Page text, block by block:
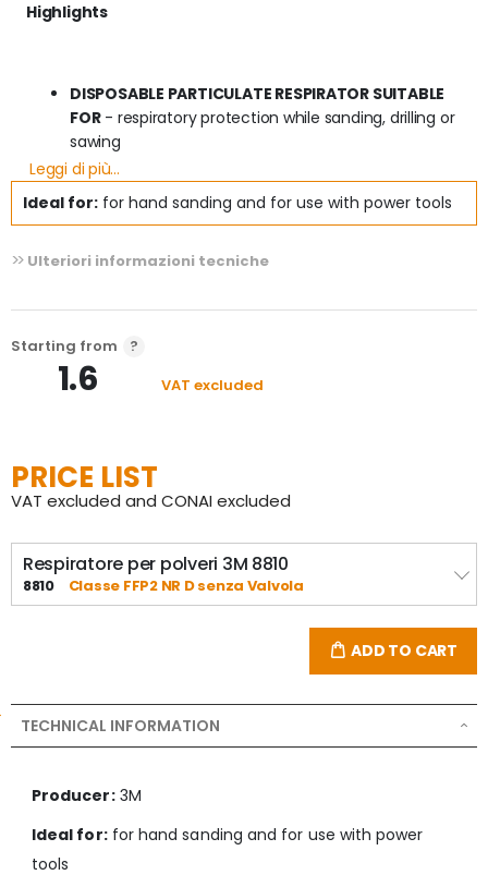
Highlights
DISPOSABLE PARTICULATE RESPIRATOR SUITABLE
FOR - respiratory protection while sanding, drilling or
sawing
against medium levels of fine dust typically found
cement or steel
RESPIRATORY PROTECTION LEVEL FFP2 - this
protection with 94% particulate filtration
Leggi di più...
Ideal for: for hand sanding and for use with power tools
Ulteriori informazioni tecniche
Starting from
1.6 VAT excluded
PRICE LIST
VAT excluded and CONAI excluded
Respiratore per polveri 3M 8810
8810 Classe FFP2 NR D senza Valvola
ADD TO CART
TECHNICAL INFORMATION
Producer:3M
Ideal for:for hand sanding and for use with power
tools